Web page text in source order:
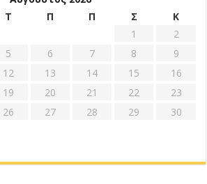
Τ Π Π Σ
Κ
1
2
5 6 7 8
9
12 13 14 15
16
19 20 21 22
23
26 27 28 29
30